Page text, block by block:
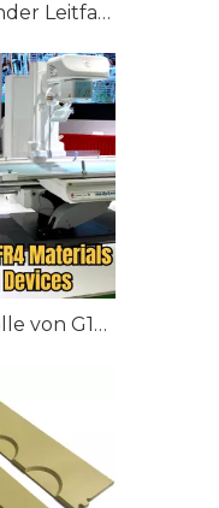
MIL-I-24768: Umfassender Leitfaden für Isoliermaterialien für militärische Duroplastlaminate mit wesentlichen Datenparametern
Die entscheidende Rolle von G10/FR4-Materialien in modernen medizinischen Geräten